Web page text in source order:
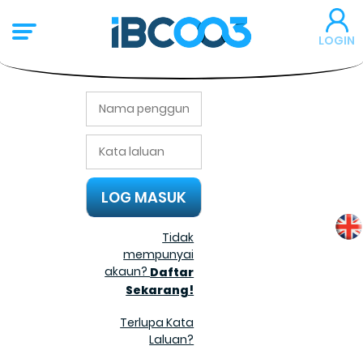
LOGIN
Tidak
mempunyai
akaun? Daftar
Sekarang!
Terlupa Kata
Laluan?